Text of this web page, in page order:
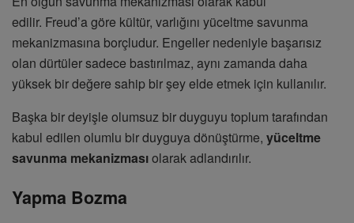
edilir. Freud’a göre kültür, varlığını yüceltme savunma
mekanizmasına borçludur. Engeller nedeniyle başarısız
olan dürtüler sadece bastırılmaz, aynı zamanda daha
yüksek bir değere sahip bir şey elde etmek için kullanılır.
Başka bir deyişle olumsuz bir duyguyu toplum tarafından
kabul edilen olumlu bir duyguya dönüştürme, yüceltme
savunma mekanizmasıolarak adlandırılır.
Yapma Bozma